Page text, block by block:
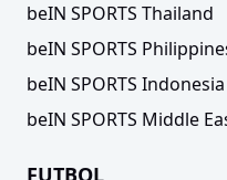
beIN SPORTS Thailand
beIN SPORTS
beIN SPORTS Indonesia
beIN SPORTS Middle
FUTBOL